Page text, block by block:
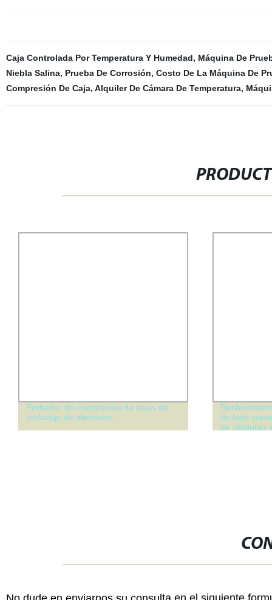
Caja Controlada Por Temperatura Y Humedad, Máquina De
Niebla Salina, Prueba De Corrosión, Costo De La Máquina De
Compresión De Caja, Alquiler De Cámara De Temperatura,
Probador de compresión de cajas de
embalaje de alimentos
de bajo
de verduras
No dude en enviarnos su consulta en el siguiente